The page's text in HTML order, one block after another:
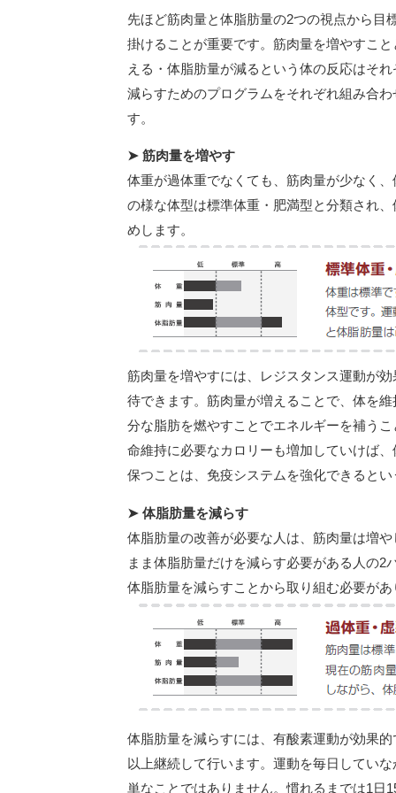
先ほど筋肉量と体脂肪量の2つの視点から目
掛けることが重要です。筋肉量を増やすこ
える・体脂肪量が減るという体の反応はそ
減らすためのプログラムをそれぞれ組み合
す。
➤ 筋肉量を増やす
体重が過体重でなくても、筋肉量が少なく
の様な体型は標準体重・肥満型と分類され
めします。
筋肉量を増やすには、レジスタンス運動が
待できます。筋肉量が増えることで、体を
分な脂肪を燃やすことでエネルギーを補う
命維持に必要なカロリーも増加していけば
保つことは、免疫システムを強化できると
➤ 体脂肪量を減らす
体脂肪量の改善が必要な人は、筋肉量は増
まま体脂肪量だけを減らす必要がある人の
体脂肪量を減らすことから取り組む必要があ
体脂肪量を減らすには、有酸素運動が効果
以上継続して行います。運動を毎日してい
単なことではありません。慣れるまでは1日